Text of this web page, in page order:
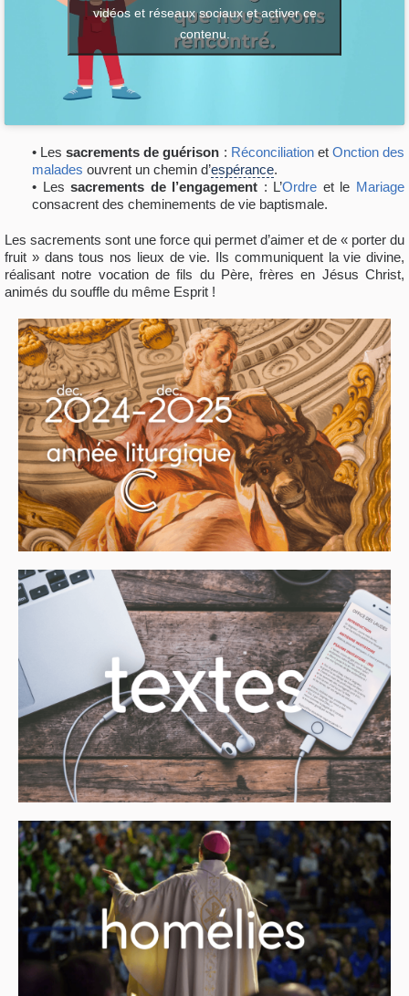
vidéos et réseaux sociaux et activer ce
contenu.
• Lessacrements de guérison : Réconciliationet Onction des
malades ouvrent un chemin d’espérance.
• Lessacrements de l’engagement : L’Ordre et le Mariage
consacrent des cheminements de vie baptismale.
Les sacrements sont une force qui permet d’aimer et de « porter du
fruit » dans tous nos lieux de vie. Ils communiquent la vie divine,
réalisant notre vocation de fils du Père, frères en Jésus Christ,
animés du souffle du même Esprit !